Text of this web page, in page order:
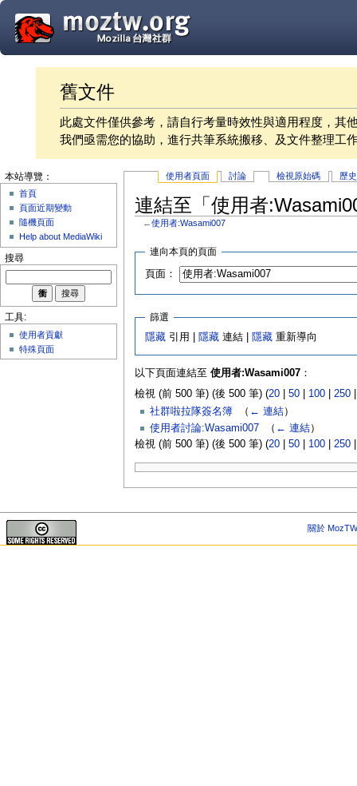
舊文件
此處文件僅供參考，請自行考量時效性與適用程度，其
我們亟需您的協助，進行共筆系統搬移、及文件整理工
使用者頁面 討論 檢視原始碼 歷
連結至「使用者
←使用者:Wasami007
連向本頁的頁面
頁面：
篩選
隱藏 引用 | 隱藏 連結 | 隱藏 重新導向
以下頁面連結至 使用者:Wasami007：
檢視 (前 500 筆) (後 500 筆) (20| 50| 100| 250
社群啦拉隊簽名簿‎ （ ← 連結）
使用者討論:Wasami007‎ （ ← 連結）
檢視 (前 500 筆) (後 500 筆) (20| 50| 100| 250
本站導覽：
首頁
頁面近期變動
隨機頁面
Help about MediaWiki
搜尋
工具:
使用者貢獻
特殊頁面
關於